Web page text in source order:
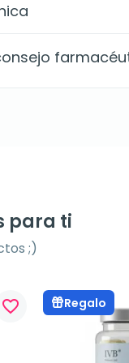
para ti
;)
favorite_border Regalo